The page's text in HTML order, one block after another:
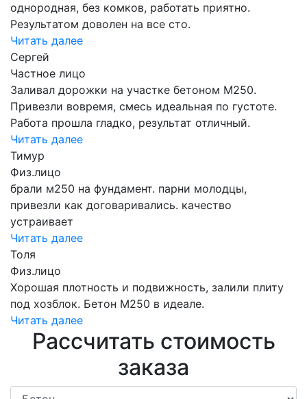
однородная, без комков, работать приятно.
Результатом доволен на все сто.
Читать далее
Сергей
Частное лицо
Заливал дорожки на участке бетоном М250.
Привезли вовремя, смесь идеальная по густоте.
Работа прошла гладко, результат отличный.
Читать далее
Тимур
Физ.лицо
брали м250 на фундамент. парни молодцы,
привезли как договаривались. качество
устраивает
Читать далее
Толя
Физ.лицо
Хорошая плотность и подвижность, залили плиту
под хозблок. Бетон М250 в идеале.
Читать далее
Рассчитать стоимость
заказа